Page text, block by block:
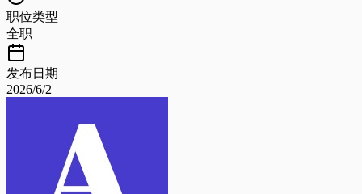
职位类型
全职
发布日期
2026/6/2